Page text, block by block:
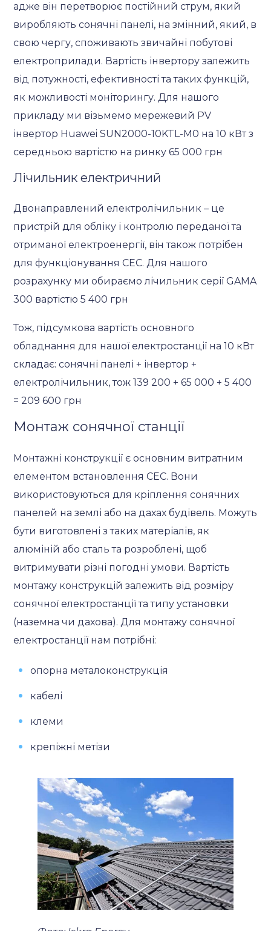
адже він перетворює постійний струм, який
виробляють сонячні панелі, на змінний, який, в
свою чергу, споживають звичайні побутові
електроприлади. Вартість інвертору залежить
від потужності, ефективності та таких функцій,
як можливості моніторингу. Для нашого
прикладу ми візьмемо мережевий PV
інвертор Huawei SUN2000-10KTL-M0 на 10 кВт з
середньою вартістю на ринку 65 000 грн
Лічильник електричний
Двонаправлений електролічильник – це
пристрій для обліку і контролю переданої та
отриманої електроенергії, він також потрібен
для функціонування СЕС. Для нашого
розрахунку ми обираємо лічильник серії GAMA
300 вартістю 5 400 грн
Тож, підсумкова вартість основного
обладнання для нашої електростанції на 10 кВт
складає: сонячні панелі + інвертор +
електролічильник, тож 139 200 + 65 000 + 5 400
= 209 600 грн
Монтаж сонячної станції
Монтажні конструкції є основним витратним
елементом встановлення СЕС. Вони
використовуються для кріплення сонячних
панелей на землі або на дахах будівель. Можуть
бути виготовлені з таких матеріалів, як
алюміній або сталь та розроблені, щоб
витримувати різні погодні умови. Вартість
монтажу конструкцій залежить від розміру
сонячної електростанції та типу установки
(наземна чи дахова). Для монтажу сонячної
електростанції нам потрібні:
опорна металоконструкція
кабелі
клеми
крепіжні метізи